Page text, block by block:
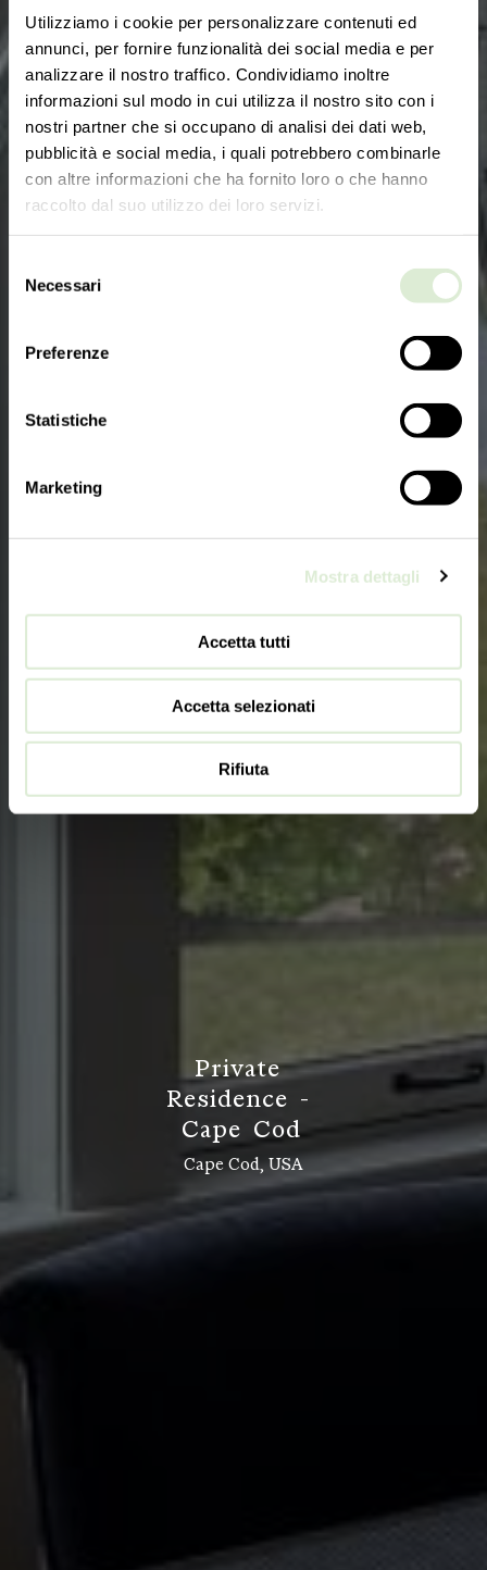
Utilizziamo i cookie per personalizzare contenuti ed
annunci, per fornire funzionalità dei social media e per
analizzare il nostro traffico. Condividiamo inoltre
informazioni sul modo in cui utilizza il nostro sito con i
nostri partner che si occupano di analisi dei dati web,
pubblicità e social media, i quali potrebbero combinarle
con altre informazioni che ha fornito loro o che hanno
raccolto dal suo utilizzo dei loro servizi.
delNecessari
Preferenze
Statistiche
Marketing
Mostra dettagli
Accetta tutti
Accetta selezionati
Rifiuta
Private
Residence -
Cape Cod
Cape Cod, USA